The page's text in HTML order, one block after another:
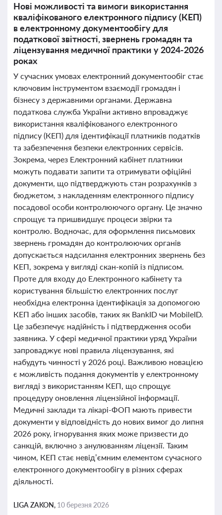
Нові можливості та вимоги використання
кваліфікованого електронного підпису (КЕП)
в електронному документообігу для
податкової звітності, звернень громадян та
ліцензування медичної практики у 2024-2026
роках
У сучасних умовах електронний документообіг стає
ключовим інструментом взаємодії громадян і
бізнесу з державними органами. Державна
податкова служба України активно впроваджує
використання кваліфікованого електронного
підпису (КЕП) для ідентифікації платників податків
та забезпечення безпеки електронних сервісів.
Зокрема, через Електронний кабінет платники
можуть подавати запити та отримувати офіційні
документи, що підтверджують стан розрахунків з
бюджетом, з накладенням електронного підпису
посадової особи контролюючого органу. Це значно
спрощує та пришвидшує процеси звірки та
контролю. Водночас, для оформлення письмових
звернень громадян до контролюючих органів
допускається надсилання електронних звернень без
КЕП, зокрема у вигляді скан-копій із підписом.
Проте для входу до Електронного кабінету та
користування більшістю електронних послуг
необхідна електронна ідентифікація за допомогою
КЕП або інших засобів, таких як BankID чи MobileID.
Це забезпечує надійність і підтвердження особи
заявника. У сфері медичної практики уряд України
запроваджує нові правила ліцензування, які
набудуть чинності у 2026 році. Важливою новацією
є можливість подання документів у електронному
вигляді з використанням КЕП, що спрощує
процедуру оновлення ліцензійної інформації.
Медичні заклади та лікарі-ФОП мають привести
документи у відповідність до нових вимог до липня
2026 року, ігнорування яких може призвести до
санкцій, включно з анулюванням ліцензії. Таким
чином, КЕП стає невід’ємним елементом сучасного
електронного документообігу в різних сферах
діяльності.
LIGA ZAKON, 10 березня 2026